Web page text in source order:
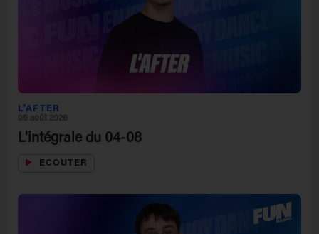
L'AFTER
05 août 2026
L'intégrale du 04-08
ECOUTER